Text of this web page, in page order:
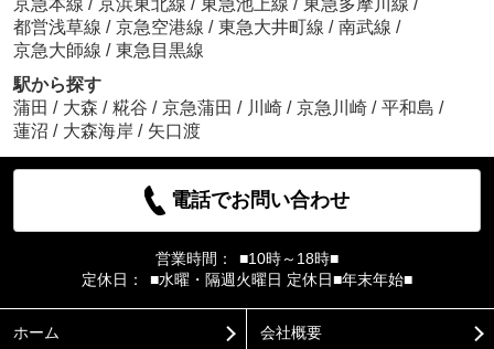
京急本線 / 京浜東北線 / 東急池上線 / 東急多摩川線 /
都営浅草線 / 京急空港線 / 東急大井町線 / 南武線 /
京急大師線 / 東急目黒線
駅から探す
蒲田 / 大森 / 糀谷 / 京急蒲田 / 川崎 / 京急川崎 / 平和島 /
蓮沼 / 大森海岸 / 矢口渡
電話でお問い合わせ
営業時間：
■10時～18時■
定休日：
■水曜・隔週火曜日 定休日■年末年始■
ホーム 会社概要